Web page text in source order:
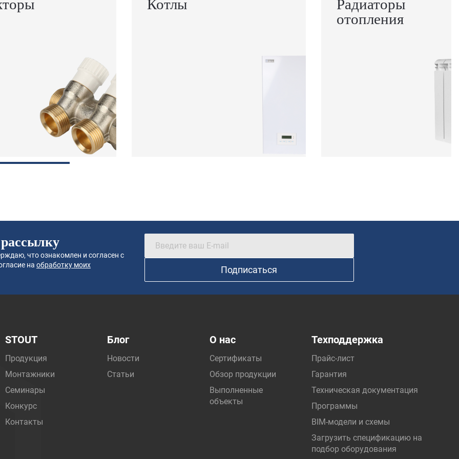
Котлы
Радиаторы
отопления
что ознакомлен и согласен с
на обработку моих
Подписаться
STOUT
Продукция
Монтажники
Семинары
Конкурс
Контакты
Блог
Новости
Статьи
О нас
Сертификаты
Обзор продукции
Выполненные
объекты
Техподдержка
Прайс-лист
Гарантия
Техническая документация
Программы
BIM-модели и схемы
Загрузить спецификацию на
подбор оборудования